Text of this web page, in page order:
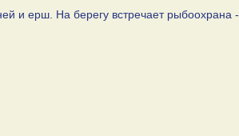
и ерш. На берегу встречает рыбоохрана -